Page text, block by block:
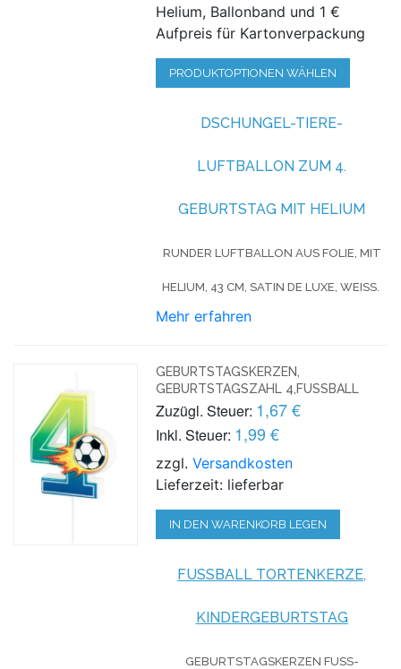
Helium, Ballonband und 1 €
Aufpreis für Kartonverpackung
PRODUKTOPTIONEN WÄHLEN
DSCHUNGEL-TIERE-
LUFTBALLON ZUM 4.
GEBURTSTAG MIT HELIUM
RUNDER LUFTBALLON AUS FOLIE, MIT
HELIUM, 43 CM, SATIN DE LUXE, WEISS.
Mehr erfahren
GEBURTSTAGSKERZEN,
GEBURTSTAGSZAHL 4,FUSSBALL
Zuzügl. Steuer: 1,67 €
Inkl. Steuer: 1,99 €
zzgl.Versandkosten
Lieferzeit: lieferbar
IN DEN WARENKORB LEGEN
FUSSBALL TORTENKERZE, K
INDERGEBURTSTAG
GEBURTSTAGSKERZEN FUSS-G